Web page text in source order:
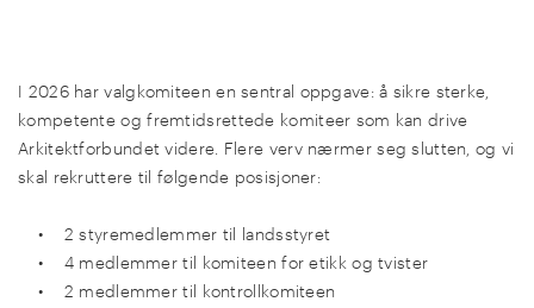
I 2026 har valgkomiteen en sentral oppgave: å sikre sterke,
kompetente og fremtidsrettede komiteer som kan drive
Arkitektforbundet videre. Flere verv nærmer seg slutten, og vi
skal rekruttere til følgende posisjoner:
• 2 styremedlemmer til landsstyret
• 4 medlemmer til komiteen for etikk og tvister
• 2 medlemmer til kontrollkomiteen